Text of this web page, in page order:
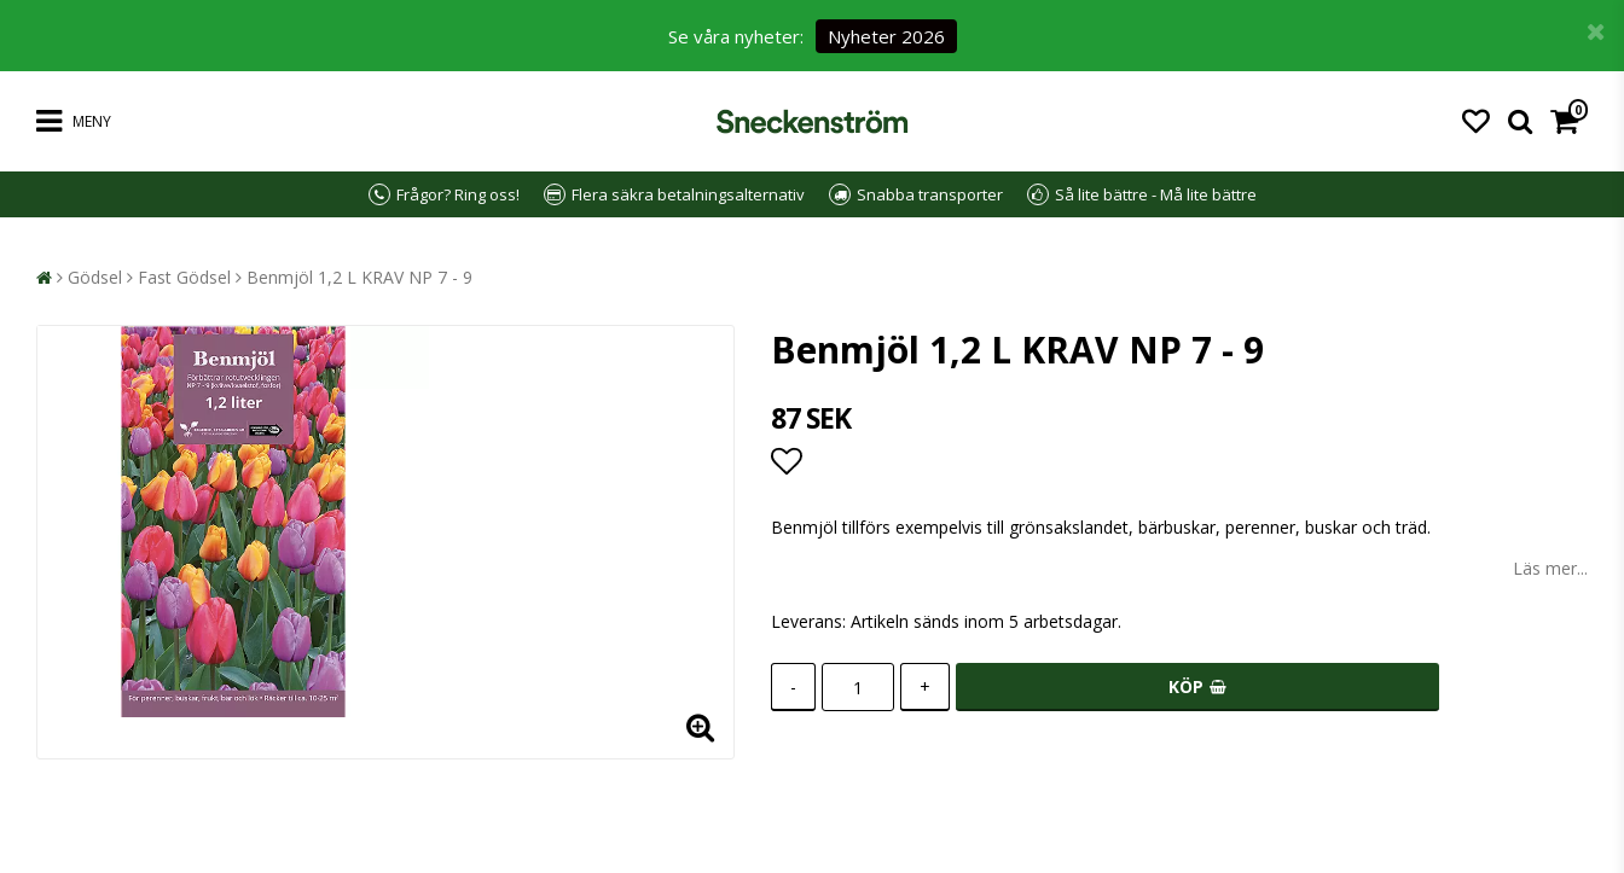
Se våra nyheter: Nyheter 2026
MENY
0
Frågor? Ring oss! Flera säkra betalningsalternativ Snabba transporter Så lite bättre - Må lite bättre
Gödsel Fast Gödsel Benmjöl 1,2 L KRAV NP 7 - 9
Benmjöl 1,2 L KRAV NP 7 - 9
87 SEK
Lägg till i favoritlistan
Benmjöl tillförs exempelvis till grönsakslandet, bärbuskar, perenner, buskar och träd.
Läs mer...
Leverans: Artikeln sänds inom 5 arbetsdagar.
- + KÖP